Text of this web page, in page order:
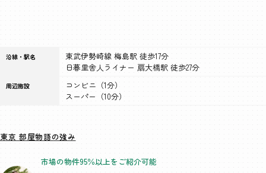
沿線・駅名
東武伊勢崎線 梅島駅 徒歩17分
日暮里舎人ライナー 扇大橋駅 徒歩27分
周辺施設
コンビニ（1分）
スーパー（10分）
東京 部屋物語の強み
市場の物件95％以上を ご紹介可能